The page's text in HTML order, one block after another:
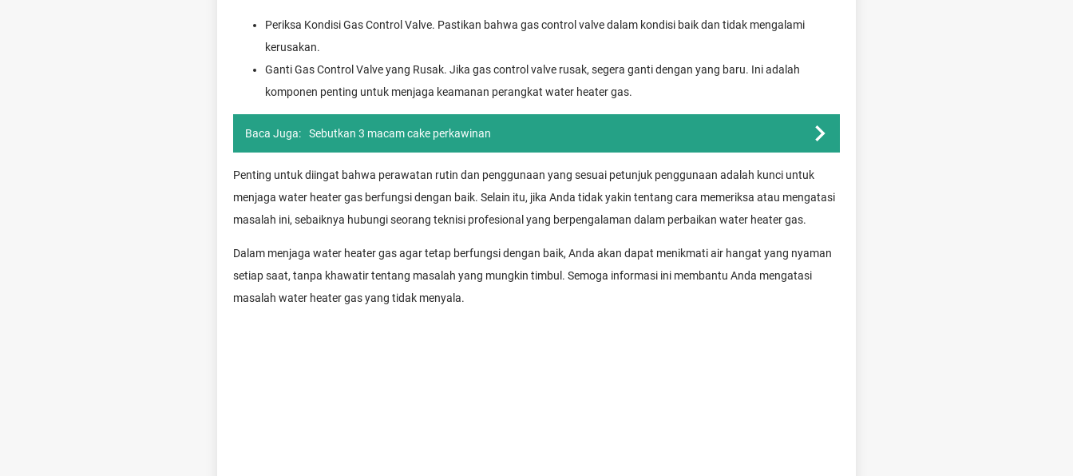
Periksa Kondisi Gas Control Valve. Pastikan bahwa gas control valve dalam kondisi baik dan tidak mengalami
kerusakan.
Ganti Gas Control Valve yang Rusak. Jika gas control valve rusak, segera ganti dengan yang baru. Ini adalah
komponen penting untuk menjaga keamanan perangkat water heater gas.
Baca Juga: Sebutkan 3 macam cake perkawinan
Penting untuk diingat bahwa perawatan rutin dan penggunaan yang sesuai petunjuk penggunaan adalah kunci untuk
menjaga water heater gas berfungsi dengan baik. Selain itu, jika Anda tidak yakin tentang cara memeriksa atau mengatasi
masalah ini, sebaiknya hubungi seorang teknisi profesional yang berpengalaman dalam perbaikan water heater gas.
Dalam menjaga water heater gas agar tetap berfungsi dengan baik, Anda akan dapat menikmati air hangat yang nyaman
setiap saat, tanpa khawatir tentang masalah yang mungkin timbul. Semoga informasi ini membantu Anda mengatasi
masalah water heater gas yang tidak menyala.